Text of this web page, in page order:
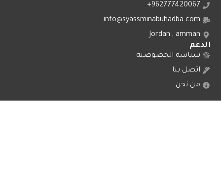
962777420067+
info@syassminabuhadba.com
Jordan , amman
الدعم
سياسة الخصوصية
اتصل بنا
من نحن